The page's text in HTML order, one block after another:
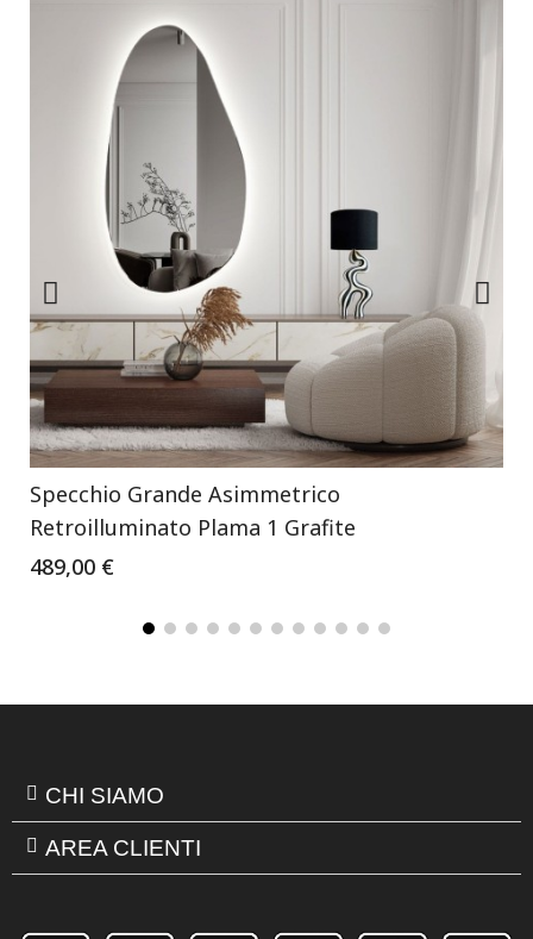
Specchio Grande Asimmetrico
Retroilluminato Plama 1 Grafite
489,00 €
CHI SIAMO
AREA CLIENTI